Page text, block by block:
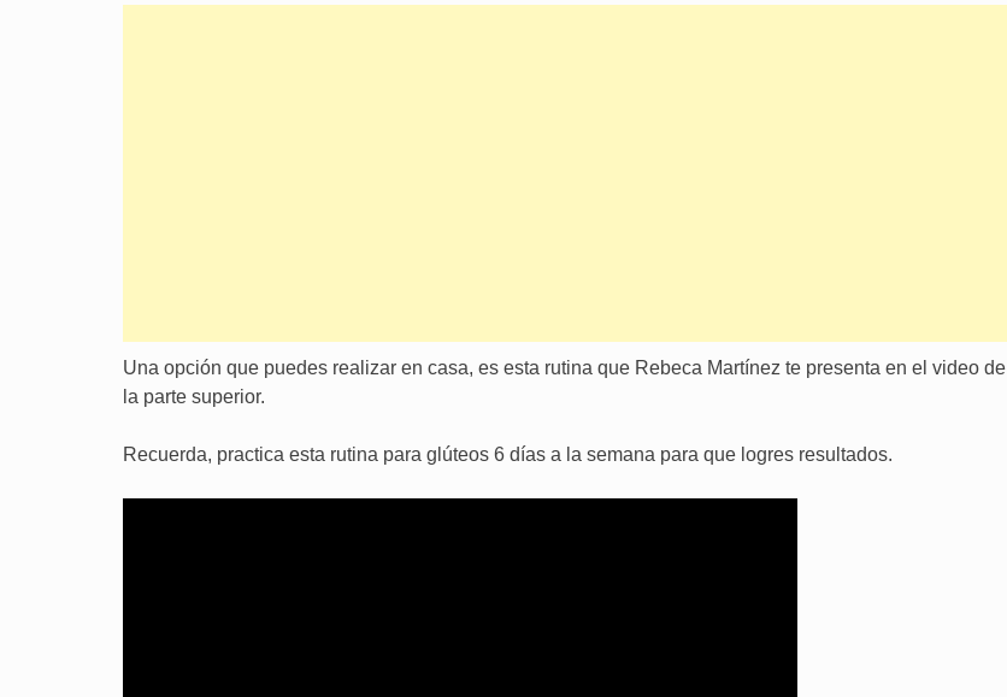
Una opción que puedes realizar en casa, es esta rutina que Rebeca Martínez te presenta en el video de
la parte superior.
Recuerda, practica esta rutina para glúteos 6 días a la semana para que logres resultados.